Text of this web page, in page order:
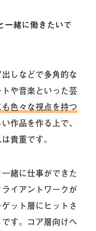
緒に働きたいで
しなどで多角的な
や音楽といった芸
色々な視点を持つ
作品を作る上で、
貴重です。
緒に仕事ができた
イアントワークが
ット層にヒットさ
す。コア層向けへ